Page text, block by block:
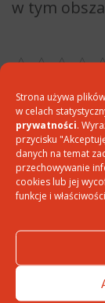
Strona używa
w celach
prywatności.
przycisku
danych na temat
przechowywanie
cookies lub jej
funkcje i
w tym
DODAJ DO
PODZIEL SIĘ:
LUB WYŚLIJ
Dodaj
Twój adres e-mail
oznaczone